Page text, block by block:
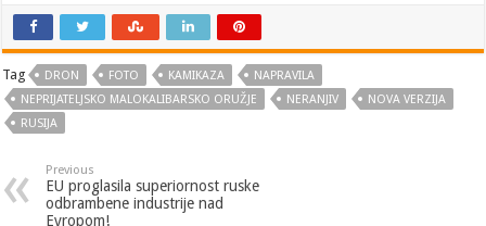
Tag DRON FOTO KAMIKAZA
NAPRAVILA
NEPRIJATELJSKO MALOKALIBARSKO ORUŽJE
NERANJIV
NOVA VERZIJA
RUSIJA
Previous
EU proglasila superiornost ruske
odbrambene industrije nad
Evropom!